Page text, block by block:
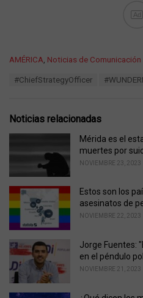
Ad
C
o
r
i
AMÉRICA, Noticias de Comunicación
:
#ChiefStrategyOfficer
Noticias relacionadas
Mérida es el
muertes por
NOVIEMBRE 23, 2023
Estos son los
asesinatos de
NOVIEMBRE 22, 2023
Jorge Fuentes:
en el péndulo
NOVIEMBRE 21, 2023